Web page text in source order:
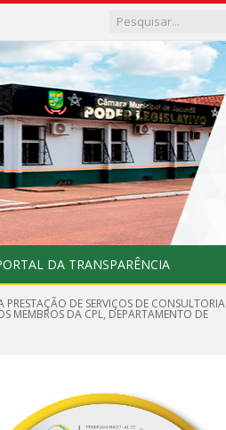
DA TRANSPARÊNCIA
DE SERVIÇOS DE CONSULTORIA
MEMBROS DA CPL, DEPARTAMENTO DE